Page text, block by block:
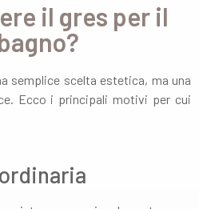
il gres per il
semplice scelta estetica, ma una
Ecco i principali motivi per cui